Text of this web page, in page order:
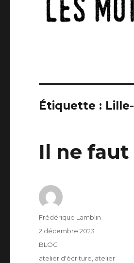
Étiquette :
Il ne
Auteur
Frédérique Lamblin
Publié
2 décembre 2023
Catégories
BLOG
Étiquettes
atelier d'écriture atelier